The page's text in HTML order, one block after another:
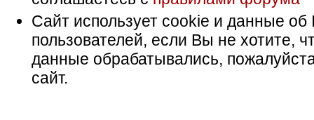
Сайт использует cookie и данные об
пользователей, если Вы не хотите,
данные обрабатывались,
сайт.